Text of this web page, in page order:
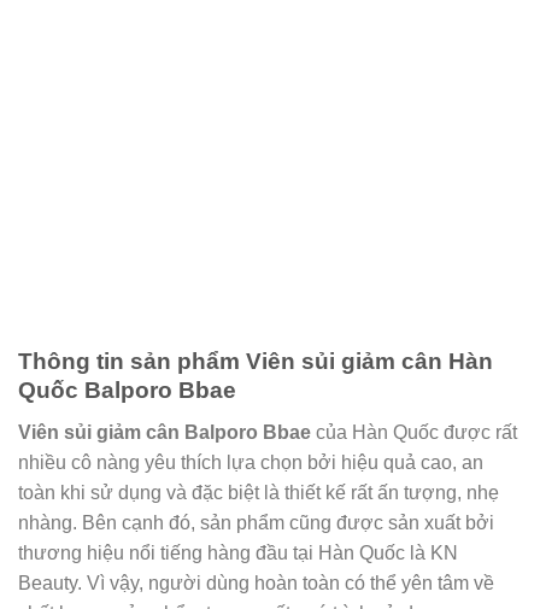
Thông tin sản phẩm Viên sủi giảm cân Hàn
Quốc Balporo Bbae
Viên sủi giảm cân Balporo Bbae của Hàn Quốc được rất
nhiều cô nàng yêu thích lựa chọn bởi hiệu quả cao, an
toàn khi sử dụng và đặc biệt là thiết kế rất ấn tượng, nhẹ
nhàng. Bên cạnh đó, sản phẩm cũng được sản xuất bởi
thương hiệu nổi tiếng hàng đầu tại Hàn Quốc là KN
Beauty. Vì vậy, người dùng hoàn toàn có thể yên tâm về